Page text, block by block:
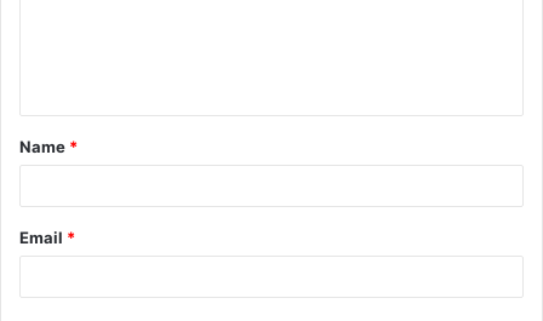
Name *
Email *